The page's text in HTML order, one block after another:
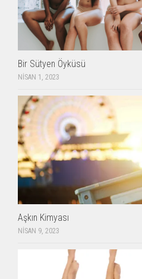
Bir Sütyen Öyküsü
NISAN 1, 2023
Aşkın Kimyası
NISAN 9, 2023